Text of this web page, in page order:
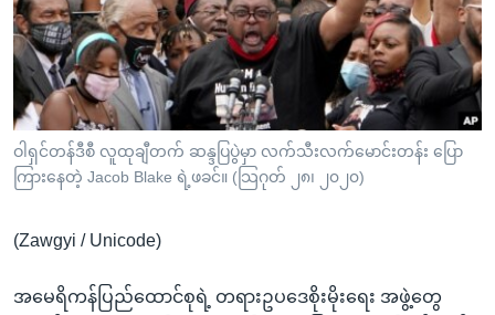
စာမျက်နှာ
သို့
ကျော်
ကြည့်
ရန်
ရှာဖွေ
ရန်
သို့
ဗွီအိုအေ လူမှုကွန်ယက်များ
ဘာသာစကားများ
ဝါရှင်တန်ဒီစီ လူထုချီတက် ဆန္ဒပြပွဲမှာ လက်သီးလက်မောင်းတန်း ပြော
ကြားနေတဲ့ Jacob Blake ရဲ့ဖခင်။ (သြဂုတ် ၂၈၊ ၂၀၂၀)
(Zawgyi / Unicode)
အမေရိကန်ပြည်ထောင်စုရဲ့ တရားဥပဒေစိုးမိုးရေး အဖွဲ့တွေ